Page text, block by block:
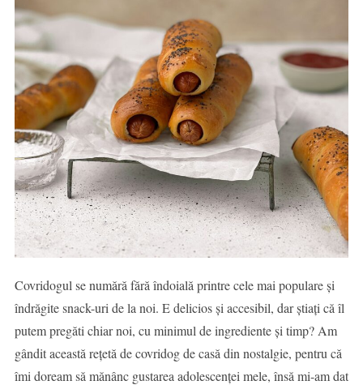
Covridogul se numără fără îndoială printre cele mai populare și
îndrăgite snack-uri de la noi. E delicios și accesibil, dar știați că îl
putem pregăti chiar noi, cu minimul de ingrediente și timp? Am
gândit această rețetă de covridog de casă din nostalgie, pentru că
îmi doream să mănânc gustarea adolescenței mele, însă mi-am dat